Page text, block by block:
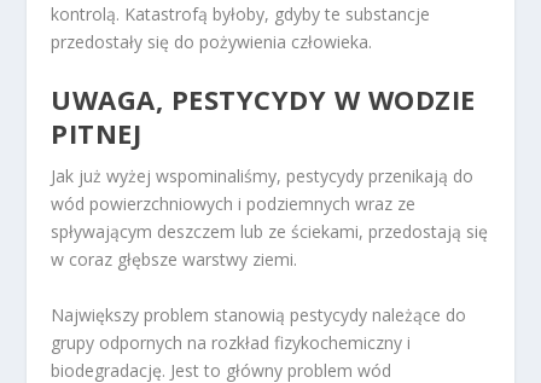
kontrolą. Katastrofą byłoby, gdyby te substancje
przedostały się do pożywienia człowieka.
UWAGA, PESTYCYDY W WODZIE
PITNEJ
Jak już wyżej wspominaliśmy, pestycydy przenikają do
wód powierzchniowych i podziemnych wraz ze
spływającym deszczem lub ze ściekami, przedostają się
w coraz głębsze warstwy ziemi.
Największy problem stanowią pestycydy należące do
grupy odpornych na rozkład fizykochemiczny i
biodegradację. Jest to główny problem wód